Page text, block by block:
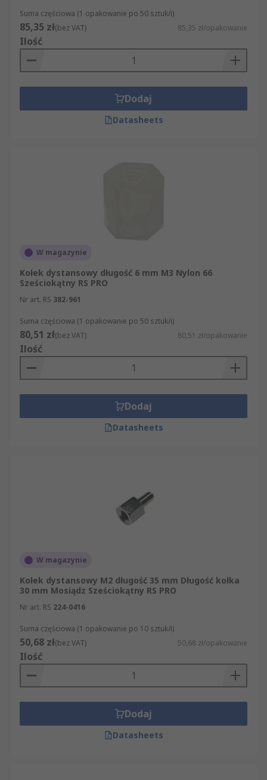
Suma częściowa (1 opakowanie po 50 sztuk/i)
85,35 zł(bez VAT) 85,35 zł/opakowanie
Ilość
Dodaj
Datasheets
W magazynie
Kołek dystansowy długość 6 mm M3 Nylon 66
Sześciokątny RS PRO
Nr art. RS 382-961
Suma częściowa (1 opakowanie po 50 sztuk/i)
80,51 zł(bez VAT) 80,51 zł/opakowanie
Ilość
Dodaj
Datasheets
W magazynie
Kołek dystansowy M2 długość 35 mm Długość kołka
30 mm Mosiądz Sześciokątny RS PRO
Nr art. RS 224-0416
Suma częściowa (1 opakowanie po 10 sztuk/i)
50,68 zł(bez VAT) 50,68 zł/opakowanie
Ilość
Dodaj
Datasheets